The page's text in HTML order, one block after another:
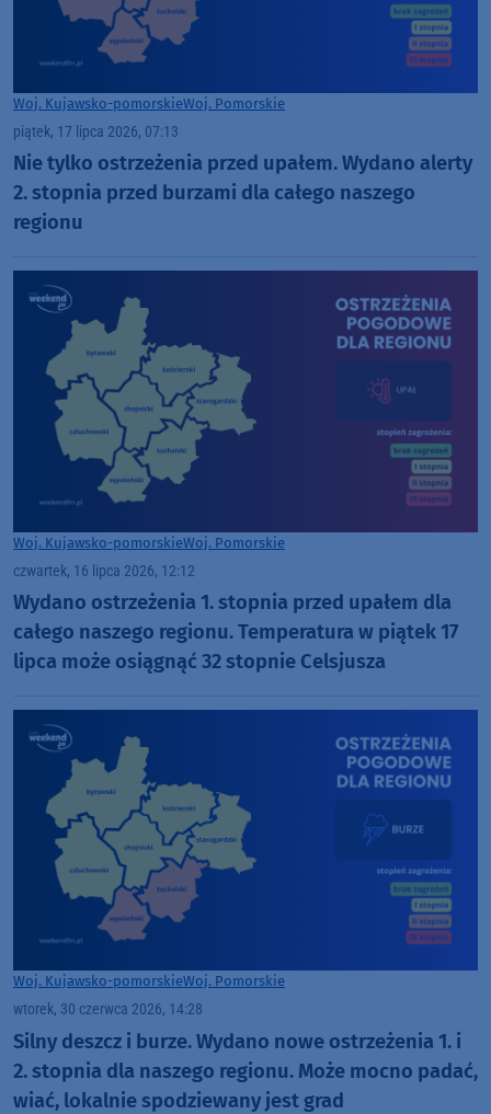
Woj. Kujawsko-pomorskieWoj. Pomorskie
piątek, 17 lipca 2026, 07:13
Nie tylko ostrzeżenia przed upałem. Wydano alerty
2. stopnia przed burzami dla całego naszego
regionu
Woj. Kujawsko-pomorskieWoj. Pomorskie
czwartek, 16 lipca 2026, 12:12
Wydano ostrzeżenia 1. stopnia przed upałem dla
całego naszego regionu. Temperatura w piątek 17
lipca może osiągnąć 32 stopnie Celsjusza
Woj. Kujawsko-pomorskieWoj. Pomorskie
wtorek, 30 czerwca 2026, 14:28
Silny deszcz i burze. Wydano nowe ostrzeżenia 1. i
2. stopnia dla naszego regionu. Może mocno padać,
wiać, lokalnie spodziewany jest grad